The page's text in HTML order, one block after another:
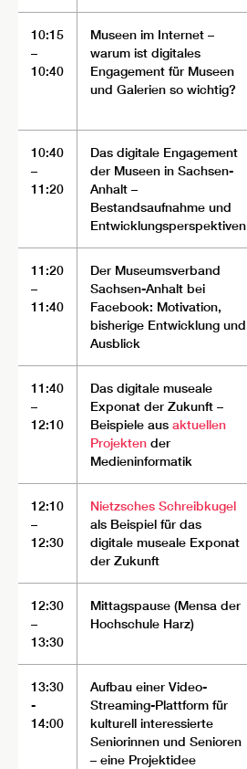
10:15
–
10:40
Museen im Internet –
warum ist digitales
Engagement für Museen
und Galerien so wichtig?
10:40
–
11:20
Das digitale Engagement
der Museen in Sachsen-
Anhalt –
Bestandsaufnahme und
Entwicklungsperspektiven
11:20
–
11:40
Der Museumsverband
Sachsen-Anhalt bei
Facebook: Motivation,
bisherige Entwicklung und
Ausblick
11:40
–
12:10
Das digitale museale
Exponat der Zukunft –
Beispiele aus aktuellen
Projekten der
Medieninformatik
12:10
–
12:30
Nietzsches Schreibkugel
als Beispiel für das
digitale museale Exponat
der Zukunft
12:30
–
13:30
Mittagspause (Mensa der
Hochschule Harz)
13:30
-
14:00
Aufbau einer Video-
Streaming-Plattform für
kulturell interessierte
Seniorinnen und Senioren
– eine Projektidee